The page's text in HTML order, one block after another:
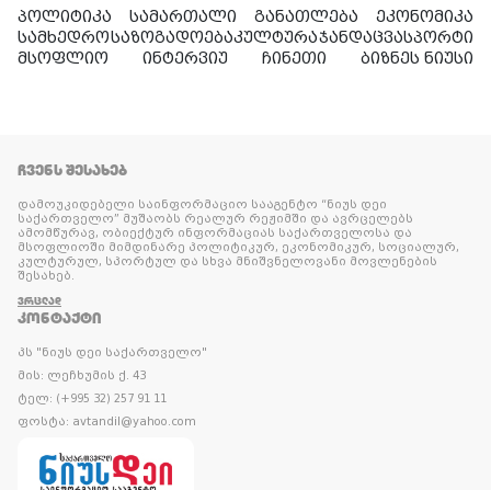
პოლიტიკა სამართალი განათლება
ეკონომიკა
სამხედროსაზოგადოებაკულტურაჯანდაცვასპორტი
მსოფლიო
ინტერვიუ ჩინეთი ბიზნეს ნიუსი
ᲩᲕᲔᲜᲡ ᲨᲔᲡᲐᲮᲔᲑ
დამოუკიდებელი საინფორმაციო სააგენტო “ნიუს დეი
საქართველო” მუშაობს რეალურ რეჟიმში და ავრცელებს
ამომწურავ, ობიექტურ ინფორმაციას საქართველოსა და
მსოფლიოში მიმდინარე პოლიტიკურ, ეკონომიკურ, სოციალურ,
კულტურულ, სპორტულ და სხვა მნიშვნელოვანი მოვლენების
შესახებ.
ᲕᲠᲪᲚᲐᲓ
ᲙᲝᲜᲢᲐᲥᲢᲘ
პს "ნიუს დეი საქართველო"
მის: ლეჩხუმის ქ. 43
ტელ: (+995 32) 257 91 11
ფოსტა: avtandil@yahoo.com